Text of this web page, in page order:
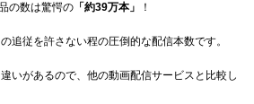
の数は驚愕の 「 約39万本 」 ！
追従を許さない程の圧倒的な配信本数です。
いがあるので、他の動画配信サービスと比較し